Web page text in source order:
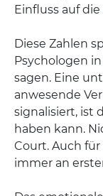
Einfluss auf die
Diese Zahlen
Psychologen
sagen. Eine
anwesende
signalisiert, ist
haben kann.
Court. Auch
immer an